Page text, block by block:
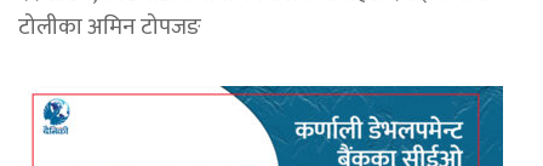
टोलीका अमिन टोपजङ